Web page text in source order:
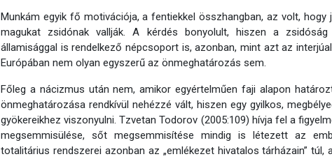
Munkám egyik fő motivációja, a fentiekkel összhangban, az volt, hogy
magukat zsidónak vallják. A kérdés bonyolult, hiszen a
államisággal is rendelkező népcsoport is, azonban, mint azt az
Európában nem olyan egyszerű az önmeghatározás sem.
Főleg a nácizmus után nem, amikor egyértelműen faji alapon
önmeghatározása rendkívül nehézzé vált, hiszen egy gyilkos,
gyökereikhez viszonyulni. Tzvetan Todorov (2005:109) hívja fel a
megsemmisülése, sőt megsemmisítése mindig is létezett az
totalitárius rendszerei azonban az „emlékezet hivatalos tárházain”